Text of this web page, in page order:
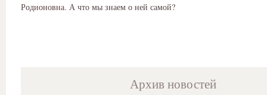
Родионовна. А что мы знаем о ней самой?
Архив новостей